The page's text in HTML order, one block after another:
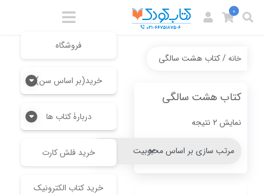
فروشگاه
خرید(بر اساس سن)
دربارۀ کتاب ها
خرید فلش کارت
خرید کتاب الکترونیک
0
خانه/ کتاب هشت سالگی
کتاب هشت سالگی
نمایش 2 نتیجه
Sorted
popularity